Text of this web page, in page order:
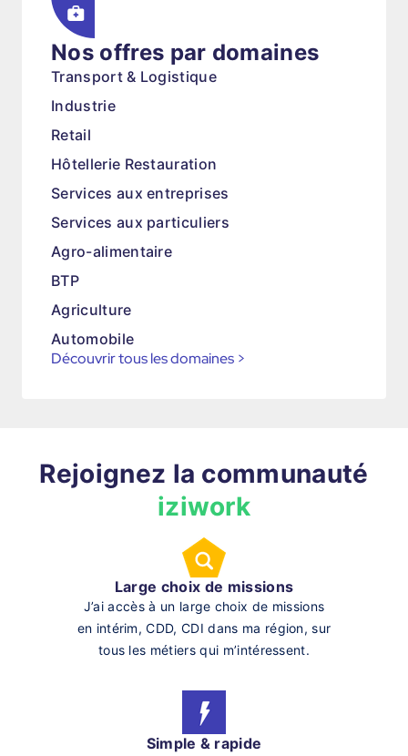
Nos offres par domaines
Transport & Logistique
Industrie
Retail
Hôtellerie Restauration
Services aux entreprises
Services aux particuliers
Agro-alimentaire
BTP
Agriculture
Automobile
Découvrir tous les domaines >
Rejoignez la communauté
iziwork
Large choix de missions
J’ai accès à un large choix de missions
en intérim, CDD, CDI dans ma région, sur
tous les métiers qui m’intéressent.
Simple & rapide